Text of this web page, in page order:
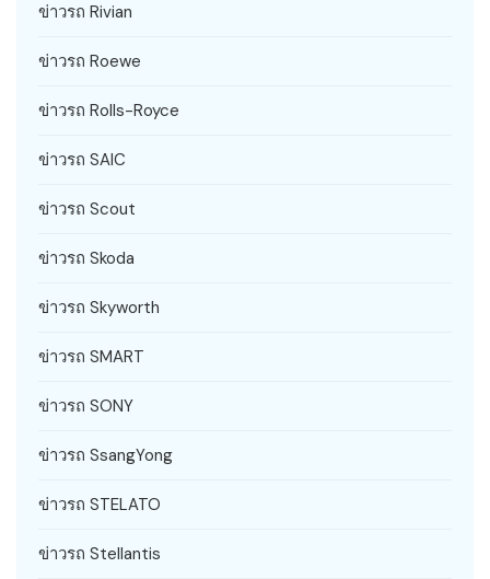
ข่าวรถ Rivian
ข่าวรถ Roewe
ข่าวรถ Rolls-Royce
ข่าวรถ SAIC
ข่าวรถ Scout
ข่าวรถ Skoda
ข่าวรถ Skyworth
ข่าวรถ SMART
ข่าวรถ SONY
ข่าวรถ SsangYong
ข่าวรถ STELATO
ข่าวรถ Stellantis